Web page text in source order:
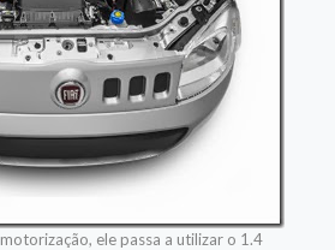
ele passa a utilizar o 1.4